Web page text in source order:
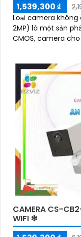
1,539,300 ₫
Loại camera không
2MP) là một sản phẩm
CMOS, camera
CAMERA CS-
WIFI ❇